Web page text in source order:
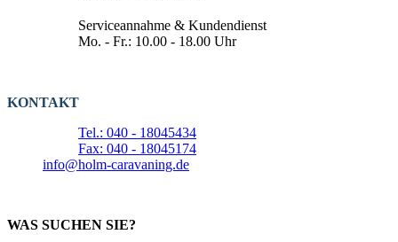
Serviceannahme & Kundendienst
Mo. - Fr.: 10.00 - 18.00 Uhr
KONTAKT
Tel.: 040 - 18045434
Fax: 040 - 18045174
info@holm-caravaning.de
WAS SUCHEN SIE?